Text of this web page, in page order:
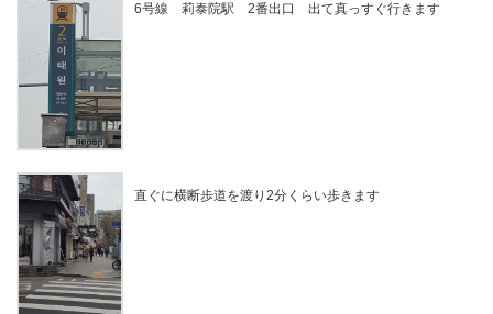
6号線 莉泰院駅 2番出口 出て真っすぐ行きます
直ぐに横断歩道を渡り2分くらい歩きます